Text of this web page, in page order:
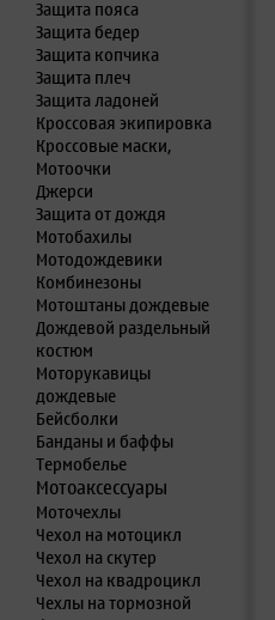
Защита пояса
Защита бедер
Защита копчика
Защита плеч
Защита ладоней
Кроссовая экипировка
Кроссовые маски,
Мотоочки
Джерси
Защита от дождя
Мотобахилы
Мотодождевики
Комбинезоны
Мотоштаны дождевые
Дождевой раздельный
костюм
Моторукавицы
дождевые
Бейсболки
Банданы и баффы
Термобелье
Мотоаксессуары
Моточехлы
Чехол на мотоцикл
Чехол на скутер
Чехол на квадроцикл
Чехлы на тормозной